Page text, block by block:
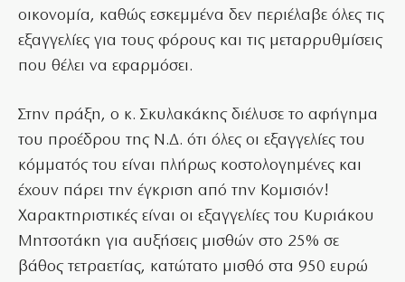
οικονομία, καθώς εσκεμμένα δεν περιέλαβε όλες τις
εξαγγελίες για τους φόρους και τις μεταρρυθμίσεις
που θέλει να εφαρμόσει.
Στην πράξη, ο κ. Σκυλακάκης διέλυσε το αφήγημα
του προέδρου της Ν.Δ. ότι όλες οι εξαγγελίες του
κόμματός του είναι πλήρως κοστολογημένες και
έχουν πάρει την έγκριση από την Κομισιόν!
Χαρακτηριστικές είναι οι εξαγγελίες του Κυριάκου
Μητσοτάκη για αυξήσεις μισθών στο 25% σε
βάθος τετραετίας, κατώτατο μισθό στα 950 ευρώ